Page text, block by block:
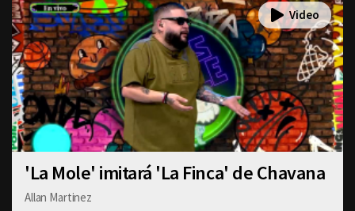
'La Mole' imitará 'La Finca' de Chavana
Allan Martinez